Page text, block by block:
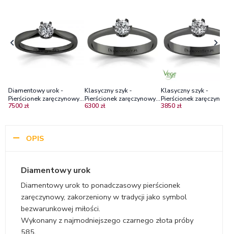
Diamentowy urok -
Pierścionek zaręczynowy z
czarnego złota z
7500 zł
Klasyczny szyk -
Pierścionek zaręczynowy z
czarnego złota z
6300 zł
Klasyczny szyk -
Pierścionek
czarnego złota z
3850 zł
OPIS
Diamentowy urok
Diamentowy urok to ponadczasowy pierścionek
zaręczynowy, zakorzeniony w tradycji jako symbol
bezwarunkowej miłości.
Wykonany z najmodniejszego czarnego złota próby
585.